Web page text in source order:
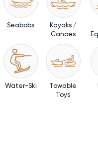
Seabobs
Kayaks /
Canoes
Water-Ski
Towable
Toys